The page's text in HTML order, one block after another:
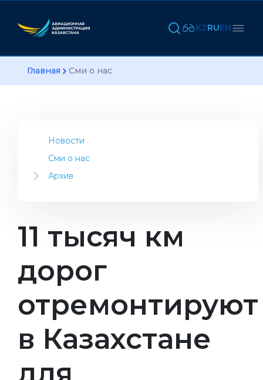
KZRUEN
Главная Сми о нас
Новости
Сми о нас
Архив
2020
11 тысяч км
дорог
отремонтируют
в Казахстане
для